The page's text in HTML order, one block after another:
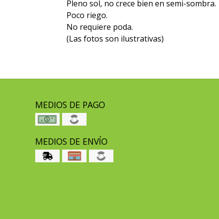
Pleno sol, no crece bien en semi-sombra.
Poco riego.
No requiere poda.
(Las fotos son ilustrativas)
MEDIOS DE PAGO
MEDIOS DE ENVÍO